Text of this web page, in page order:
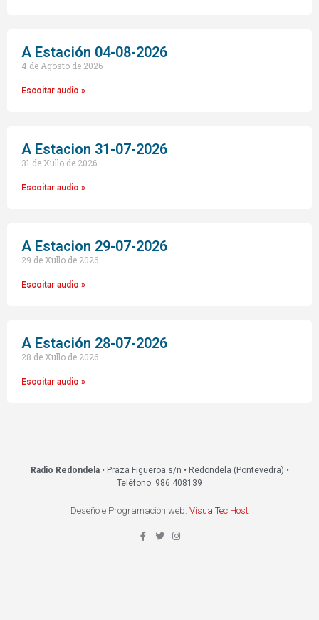
A Estación 04-08-2026
4 de Agosto de 2026
Escoitar audio »
A Estacion 31-07-2026
31 de Xullo de 2026
Escoitar audio »
A Estacion 29-07-2026
29 de Xullo de 2026
Escoitar audio »
A Estación 28-07-2026
28 de Xullo de 2026
Escoitar audio »
Radio Redondela• Praza Figueroa s/n • Redondela (Pontevedra) •
Teléfono: 986 408139
Deseño e Programación web: VisualTec Host